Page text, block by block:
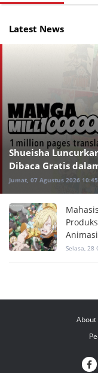
Latest News
Shueisha
Dibaca Gratis
Jumat, 07 Agustus 2026 10:45
Selasa, 28
About